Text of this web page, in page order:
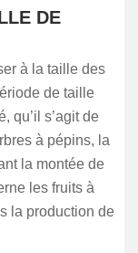
DE
à la taille des
de taille
qu’il s’agit de
à pépins, la
la montée de
les fruits à
la production de